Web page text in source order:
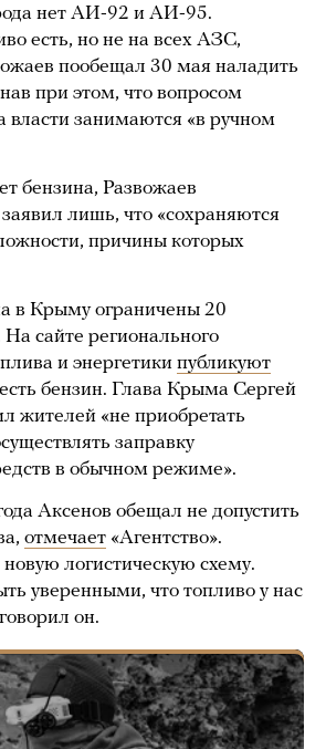
нет АИ-92 и АИ-95.
есть, но не на всех АЗС,
пообещал 30 мая наладить
при этом, что вопросом
власти занимаются «в ручном
бензина, Развожаев
лишь, что «сохраняются
причины которых
в Крыму ограничены 20
сайте регионального
и энергетики публикуют
бензин. Глава Крыма Сергей
жителей «не приобретать
заправку
в обычном режиме».
Аксенов обещал не допустить
отмечает «Агентство».
логистическую схему.
уверенными, что топливо у нас
он.